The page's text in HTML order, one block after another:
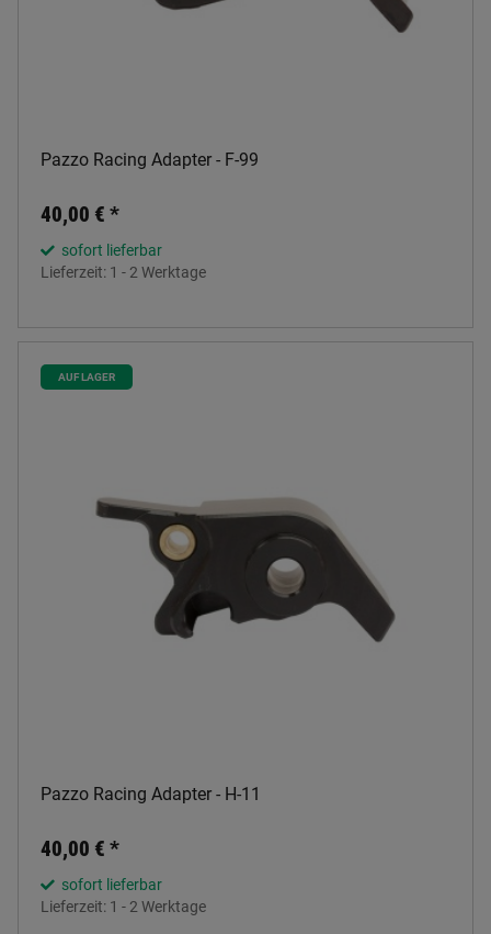
Pazzo Racing Adapter - F-99
40,00 € *
sofort lieferbar
Lieferzeit: 1 - 2 Werktage
AUF LAGER
Pazzo Racing Adapter - H-11
40,00 € *
sofort lieferbar
Lieferzeit: 1 - 2 Werktage